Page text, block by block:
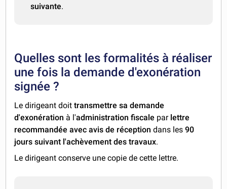
suivante.
Quelles sont les formalités à réaliser
une fois la demande d'exonération
signée ?
Le dirigeant doittransmettre sa demande
d'exonération à l'administration fiscale par lettre
recommandée avec avis de réceptiondans les90
jours suivant l'achèvement des travaux.
Le dirigeant conserve une copie de cette lettre.